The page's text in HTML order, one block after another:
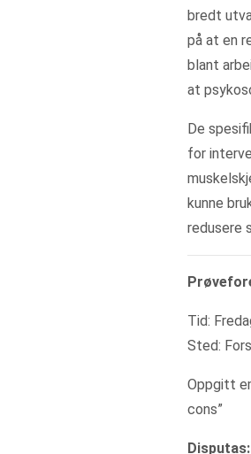
bredt
på at en
blant
at
De
for
kunne
redusere
Tid:
Sted:
Oppgitt
cons”
Disputas: